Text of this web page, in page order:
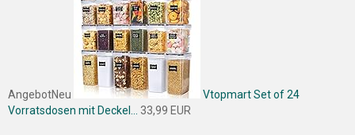
AngebotNeu
Vtopmart Set of 24
Vorratsdosen mit Deckel...
33,99 EUR